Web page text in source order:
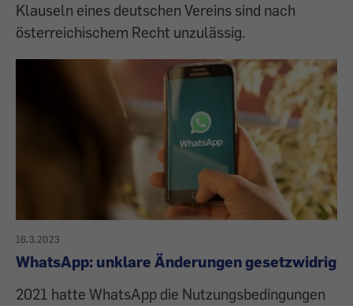
Klauseln eines deutschen Vereins sind nach
österreichischem Recht unzulässig.
16.3.2023
WhatsApp: unklare Änderungen gesetzwidrig
2021 hatte WhatsApp die Nutzungsbedingungen